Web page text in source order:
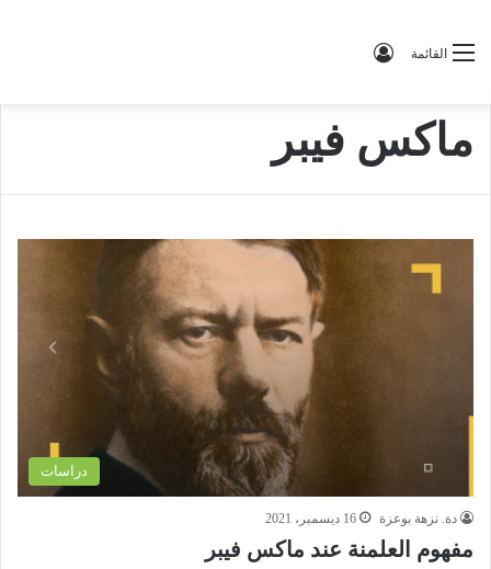
القائمة
ماكس فيبر
دراسات
دة. نزهة بوعزة 16 ديسمبر، 2021
مفهوم العلمنة عند ماكس فيبر